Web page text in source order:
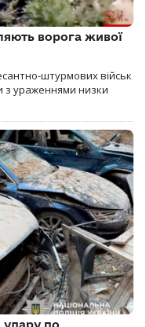
ворога живої
штурмових військ
з ураженнями низки
удару по